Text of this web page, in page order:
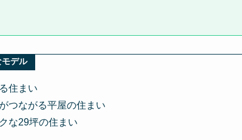
デル
住まい
つながる平屋の住まい
な29坪の住まい